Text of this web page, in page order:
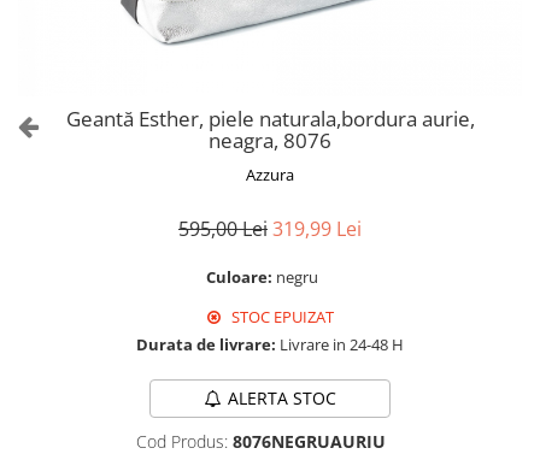
Genți AlbeGeantă Esther, piele naturala,bordura aurie,
neagra, 8076
Azzura
595,00 Lei319,99 Lei
Culoare: negru
STOC EPUIZAT
Durata de livrare: Livrare in 24-48 H
ALERTA STOC
Cod Produs: 8076NEGRUAURIU